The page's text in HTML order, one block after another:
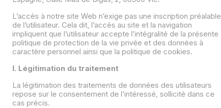
L’accès à notre site Web n’exige pas une inscription préalable
de l’utilisateur. Cela dit, l’accès au site et la navigation
impliquent que l’utilisateur accepte l’intégralité de la présente
politique de protection de la vie privée et des données à
caractère personnel ainsi que la politique de cookies.
I. Légitimation du traitement
La légitimation des traitements de données des utilisateurs
repose sur le consentement de l’intéressé, sollicité dans ce
cas précis.